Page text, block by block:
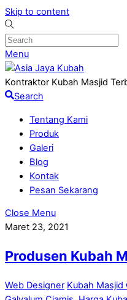
Skip to content
Menu
Kontraktor Kubah Masjid
Search
Tentang Kami
Produk
Galeri
Blog
Kontak
Pesan Sekarang
Close Menu
Maret 23, 2021
Produsen Kubah
Web Designer Kubah Masjid